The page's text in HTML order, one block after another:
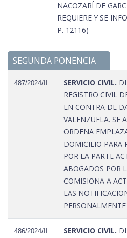
NACOZARÍ DE
REQUIERE Y SE
P. 12116)
SEGUNDA PONENCIA
487/2024/II SERVICIO CIVIL.
REGISTRO CIVIL
EN CONTRA DE
VALENZUELA. SE
ORDENA
DOMICILIO PARA
POR LA PARTE
ABOGADOS POR
COMISIONA A
LAS
486/2024/II SERVICIO CIVIL.